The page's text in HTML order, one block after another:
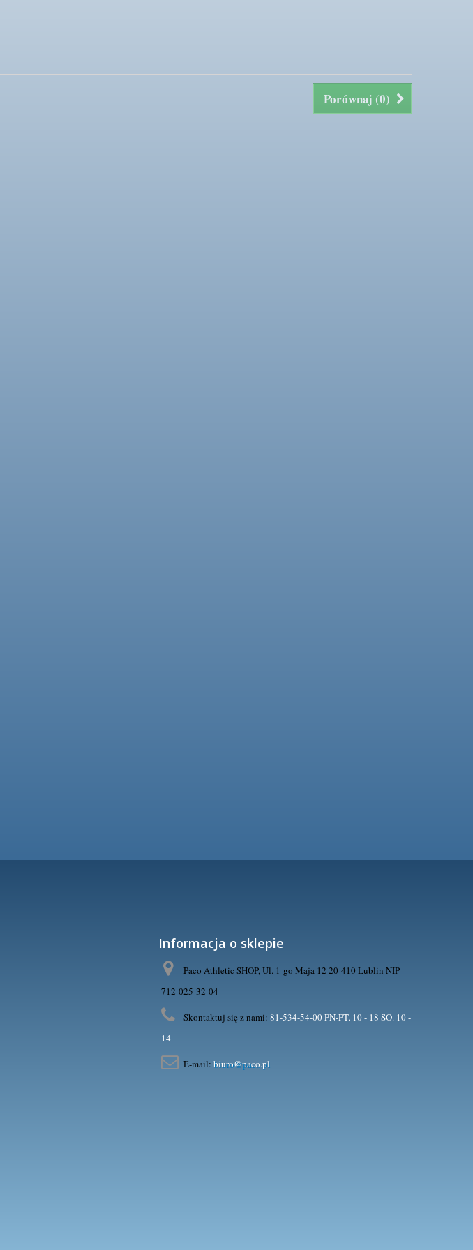
Porównaj (0)
Informacja o sklepie
Paco Athletic SHOP, Ul. 1-go Maja 12 20-410 Lublin NIP
712-025-32-04
Skontaktuj się z nami: 81-534-54-00 PN-PT. 10 - 18 SO. 10 -
14
E-mail: biuro@paco.pl